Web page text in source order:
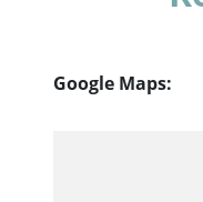
Google Maps: